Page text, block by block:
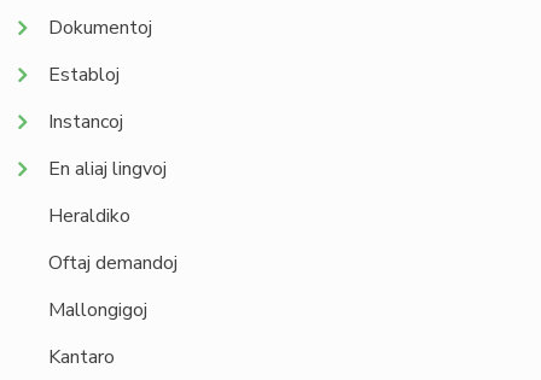
Dokumentoj
Establoj
Instancoj
En aliaj lingvoj
Heraldiko
Oftaj demandoj
Mallongigoj
Kantaro